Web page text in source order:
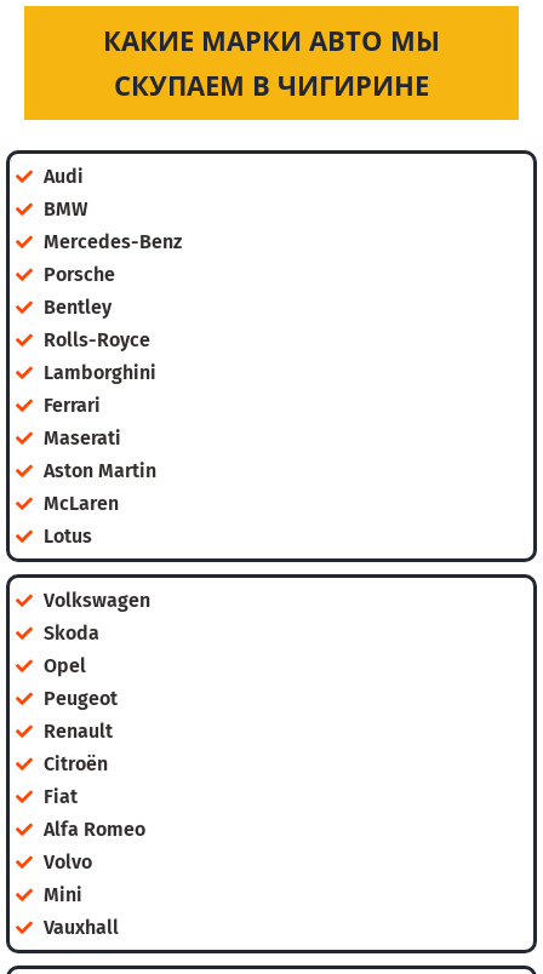
КАКИЕ МАРКИ АВТО МЫ
СКУПАЕМ В ЧИГИРИНЕ
Audi
BMW
Mercedes-Benz
Porsche
Bentley
Rolls-Royce
Lamborghini
Ferrari
Maserati
Aston Martin
McLaren
Lotus
Volkswagen
Skoda
Opel
Peugeot
Renault
Citroën
Fiat
Alfa Romeo
Volvo
Mini
Vauxhall